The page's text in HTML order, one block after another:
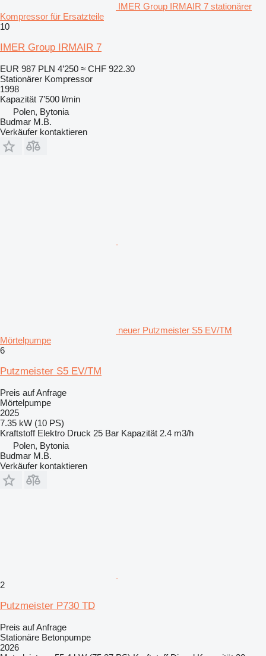
IMER Group IRMAIR 7 stationärer
Kompressor für Ersatzteile
10
IMER Group IRMAIR 7
EUR 987 PLN 4’250 ≈ CHF 922.30
Stationärer Kompressor
1998
Kapazität 7’500 l/min
Polen, Bytonia
Budmar M.B.
Verkäufer kontaktieren
neuer Putzmeister S5 EV/TM
Mörtelpumpe
6
Putzmeister S5 EV/TM
Preis auf Anfrage
Mörtelpumpe
2025
7.35 kW (10 PS)
Kraftstoff Elektro Druck 25 Bar Kapazität 2.4 m3/h
Polen, Bytonia
Budmar M.B.
Verkäufer kontaktieren
2
Putzmeister P730 TD
Preis auf Anfrage
Stationäre Betonpumpe
2026